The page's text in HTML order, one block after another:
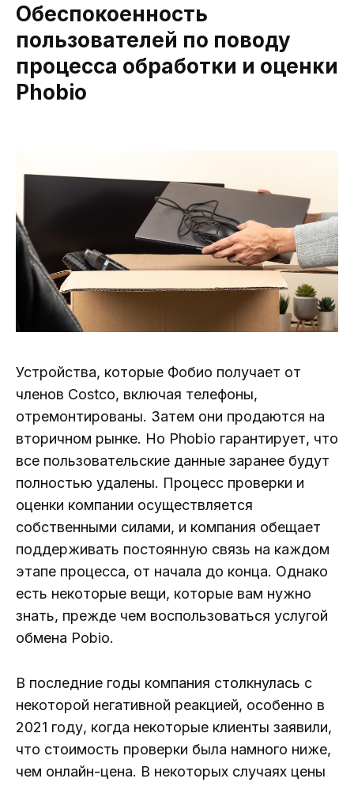
Обеспокоенность
пользователей по поводу
процесса обработки и оценки
Phobio
Устройства, которые Фобио получает от
членов Costco, включая телефоны,
отремонтированы. Затем они продаются на
вторичном рынке. Но Phobio гарантирует, что
все пользовательские данные заранее будут
полностью удалены. Процесс проверки и
оценки компании осуществляется
собственными силами, и компания обещает
поддерживать постоянную связь на каждом
этапе процесса, от начала до конца. Однако
есть некоторые вещи, которые вам нужно
знать, прежде чем воспользоваться услугой
обмена Pobio.
В последние годы компания столкнулась с
некоторой негативной реакцией, особенно в
2021 году, когда некоторые клиенты заявили,
что стоимость проверки была намного ниже,
чем онлайн-цена. В некоторых случаях цены